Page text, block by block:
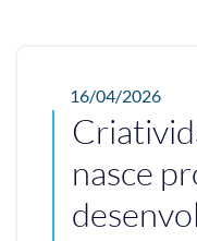
16/04/2026
nasce